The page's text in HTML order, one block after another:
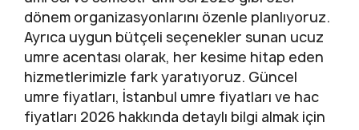
dönem organizasyonlarını özenle planlıyoruz.
Ayrıca uygun bütçeli seçenekler sunan ucuz
umre acentası olarak, her kesime hitap eden
hizmetlerimizle fark yaratıyoruz. Güncel
umre fiyatları, İstanbul umre fiyatları ve hac
fiyatları 2026 hakkında detaylı bilgi almak için